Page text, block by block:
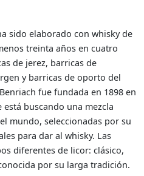
sido elaborado con whisky de
treinta años en cuatro
de jerez, barricas de
y barricas de oporto del
fue fundada en 1898 en
buscando una mezcla
mundo, seleccionadas por su
para dar al whisky. Las
diferentes de licor: clásico,
por su larga tradición.